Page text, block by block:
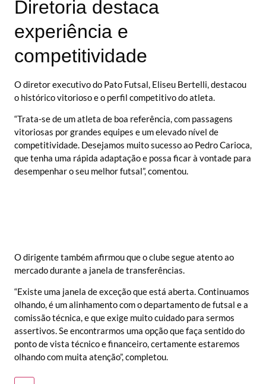
Diretoria destaca
experiência e
competitividade
O diretor executivo do Pato Futsal, Eliseu Bertelli, destacou
o histórico vitorioso e o perfil competitivo do atleta.
“Trata-se de um atleta de boa referência, com passagens
vitoriosas por grandes equipes e um elevado nível de
competitividade. Desejamos muito sucesso ao Pedro Carioca,
que tenha uma rápida adaptação e possa ficar à vontade para
desempenhar o seu melhor futsal”, comentou.
O dirigente também afirmou que o clube segue atento ao
mercado durante a janela de transferências.
“Existe uma janela de exceção que está aberta. Continuamos
olhando, é um alinhamento com o departamento de futsal e a
comissão técnica, e que exige muito cuidado para sermos
assertivos. Se encontrarmos uma opção que faça sentido do
ponto de vista técnico e financeiro, certamente estaremos
olhando com muita atenção”, completou.